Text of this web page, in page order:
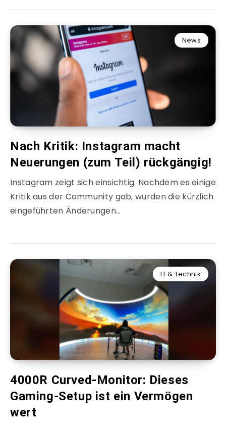
News
Nach Kritik: Instagram macht
Neuerungen (zum Teil) rückgängig!
Instagram zeigt sich einsichtig. Nachdem es einige
Kritik aus der Community gab, wurden die kürzlich
eingeführten Änderungen…
IT & Technik
4000R Curved-Monitor: Dieses
Gaming-Setup ist ein Vermögen
wert